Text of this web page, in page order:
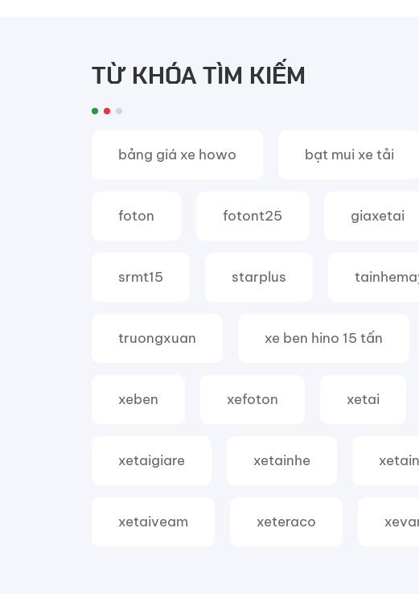
TỪ KHÓA TÌM KIẾM
bảng giá xe howo bạt mui xe tải
foton fotont25 giaxetai
srmt15 starplus
truongxuan xe ben hino 15 tấn
xeben xefoton xetai
xetaigiare xetainhe
xetaiveam xeteraco